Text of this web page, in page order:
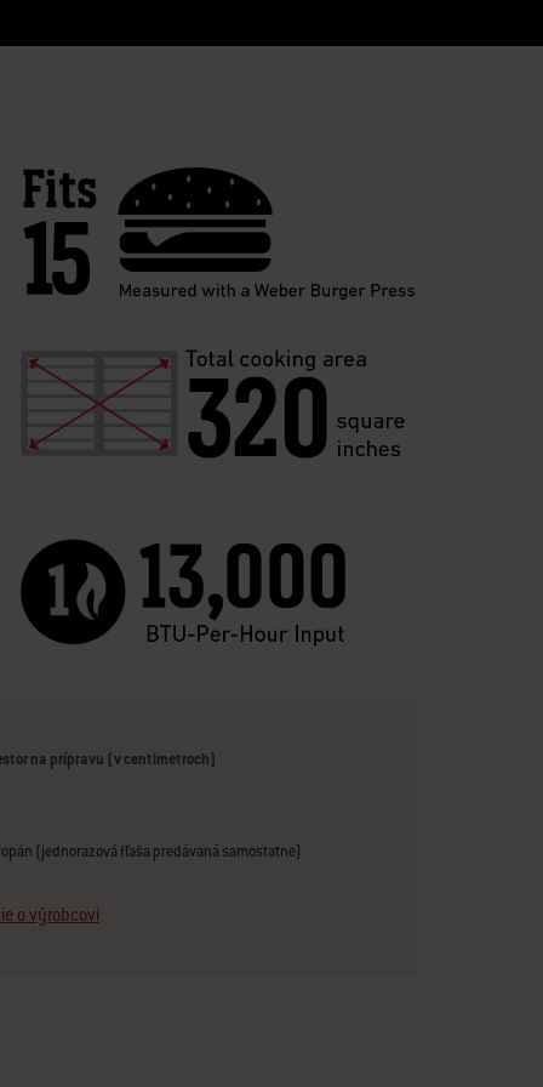
na prípravu (v centimetroch)
(jednorazová fľaša predávaná samostatne)
o výrobcovi